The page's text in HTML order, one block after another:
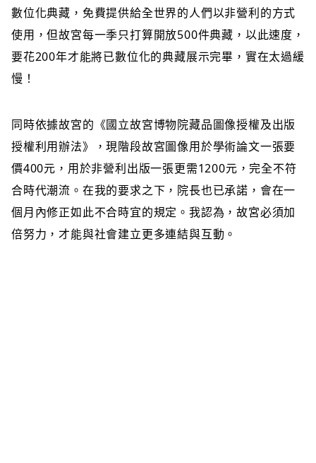
數位化典藏，免費提供給全世界的人們以非營利的方式
使用，但故宮每一季只打算開放500件典藏，以此速度，
要花200年才能將已數位化的典藏展示完畢，實在太過緩
慢！
同時依據故宮的《國立故宮博物院藏品圖像授權及出版
授權利用辦法》，現階段故宮圖像用於學術論文一張要
價400元，用於非營利出版一張更需1200元，完全不符
合時代潮流。在我的要求之下，院長也已承諾，會在一
個月內修正如此不合時宜的規定。我認為，故宮必須加
倍努力，才能與社會建立更多連結與互動。